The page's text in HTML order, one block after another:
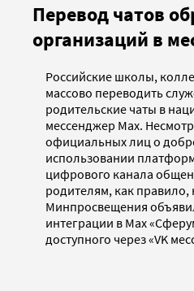
Перевод чатов
организаций в
Российские школы,
массово переводить
родительские чаты в
мессенджер Max.
официальных лиц о
использовании
цифрового канала
родителям, как правило,
Минпросвещения
интеграции в Max
доступного через «VK